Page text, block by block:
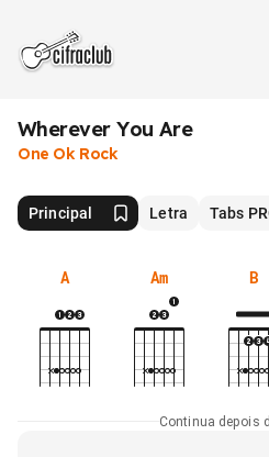
Wherever You Are
One Ok Rock
Principal Letra Tabs
A Am B
Continua depois